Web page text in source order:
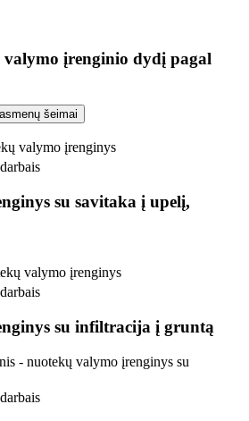
įrenginio dydį pagal
šeimai
su savitaka į upelį,
su infiltracija į gruntą